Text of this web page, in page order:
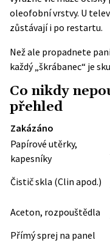
oleofobní vrstvy. U
zůstávají i po restartu.
Než ale propadnete
každý „škrábanec“ je
Co nikdy
přehled
Zakázáno
Papírové utěrky,
kapesníky
Čistič skla (Clin apod.)
Aceton, rozpouštědla
Přímý sprej na panel